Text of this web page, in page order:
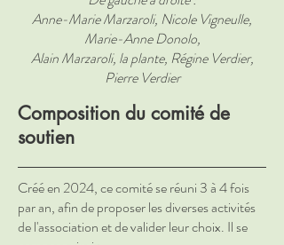
Anne-Marie Marzaroli, Nicole Vigneulle,
Marie-Anne Donolo,
Alain Marzaroli, la plante, Régine Verdier,
Pierre Verdier
Composition du comité de
soutien
Créé en 2024, ce comité se réuni 3 à 4 fois
par an, afin de proposer les diverses activités
de l'association et de valider leur choix. Il se